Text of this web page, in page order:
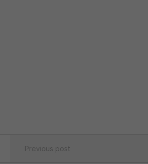
Previous post